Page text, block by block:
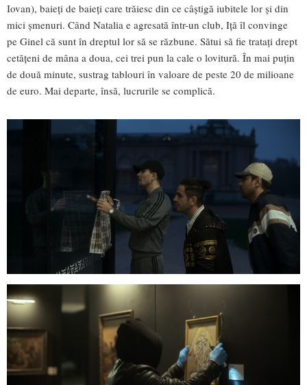
Iovan), baieți de baieți care trăiesc din ce câștigă iubitele lor și din
mici șmenuri. Când Natalia e agresată într-un club, Iță îl convinge
pe Ginel că sunt în dreptul lor să se răzbune. Sătui să fie tratați drept
cetățeni de mâna a doua, cei trei pun la cale o lovitură. În mai puțin
de două minute, sustrag tablouri în valoare de peste 20 de milioane
de euro. Mai departe, însă, lucrurile se complică.